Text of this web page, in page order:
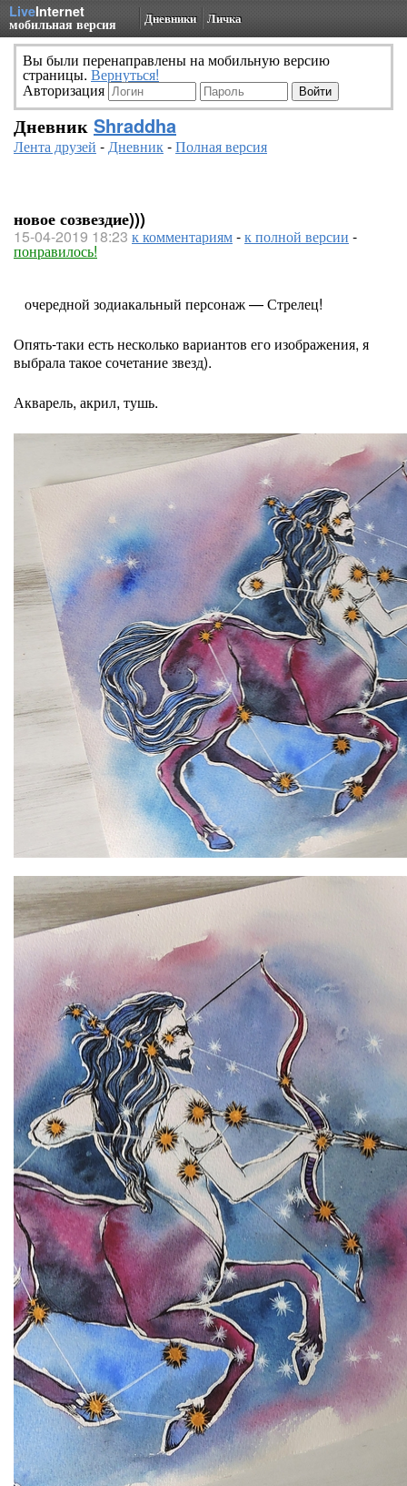
LiveInternet
мобильная версия Дневники Личка
Вы были перенаправлены на мобильную версию
страницы. Вернуться!
Авторизация
Дневник Shraddha
Лента друзей -Дневник-Полная версия
новое созвездие)))
15-04-2019 18:23 к комментариям-к полной версии -
понравилось!
очередной зодиакальный персонаж — Стрелец!
Опять-таки есть несколько вариантов его изображения, я
выбрала такое сочетание звезд).
Акварель, акрил, тушь.